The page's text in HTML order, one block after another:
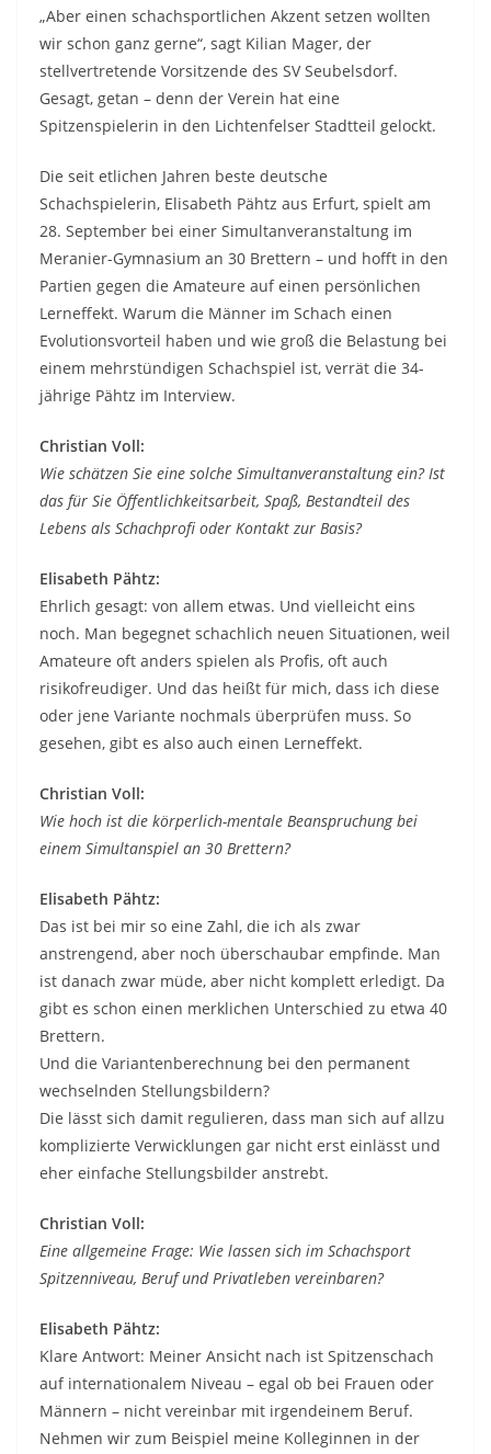
„Aber einen schachsportlichen Akzent setzen wollten
wir schon ganz gerne“, sagt Kilian Mager, der
stellvertretende Vorsitzende des SV Seubelsdorf.
Gesagt, getan – denn der Verein hat eine
Spitzenspielerin in den Lichtenfelser Stadtteil gelockt.
Die seit etlichen Jahren beste deutsche
Schachspielerin, Elisabeth Pähtz aus Erfurt, spielt am
28. September bei einer Simultanveranstaltung im
Meranier-Gymnasium an 30 Brettern – und hofft in den
Partien gegen die Amateure auf einen persönlichen
Lerneffekt. Warum die Männer im Schach einen
Evolutionsvorteil haben und wie groß die Belastung bei
einem mehrstündigen Schachspiel ist, verrät die 34-
jährige Pähtz im Interview.
Christian Voll:
Wie schätzen Sie eine solche Simultanveranstaltung ein? Ist
das für Sie Öffentlichkeitsarbeit, Spaß, Bestandteil des
Lebens als Schachprofi oder Kontakt zur Basis?
Elisabeth Pähtz:
Ehrlich gesagt: von allem etwas. Und vielleicht eins
noch. Man begegnet schachlich neuen Situationen, weil
Amateure oft anders spielen als Profis, oft auch
risikofreudiger. Und das heißt für mich, dass ich diese
oder jene Variante nochmals überprüfen muss. So
gesehen, gibt es also auch einen Lerneffekt.
Christian Voll:
Wie hoch ist die körperlich-mentale Beanspruchung bei
einem Simultanspiel an 30 Brettern?
Elisabeth Pähtz:
Das ist bei mir so eine Zahl, die ich als zwar
anstrengend, aber noch überschaubar empfinde. Man
ist danach zwar müde, aber nicht komplett erledigt. Da
gibt es schon einen merklichen Unterschied zu etwa 40
Brettern.
Und die Variantenberechnung bei den permanent
wechselnden Stellungsbildern?
Die lässt sich damit regulieren, dass man sich auf allzu
komplizierte Verwicklungen gar nicht erst einlässt und
eher einfache Stellungsbilder anstrebt.
Christian Voll:
Eine allgemeine Frage: Wie lassen sich im Schachsport
Spitzenniveau, Beruf und Privatleben vereinbaren?
Elisabeth Pähtz:
Klare Antwort: Meiner Ansicht nach ist Spitzenschach
auf internationalem Niveau – egal ob bei Frauen oder
Männern – nicht vereinbar mit irgendeinem Beruf.
Nehmen wir zum Beispiel meine Kolleginnen in der